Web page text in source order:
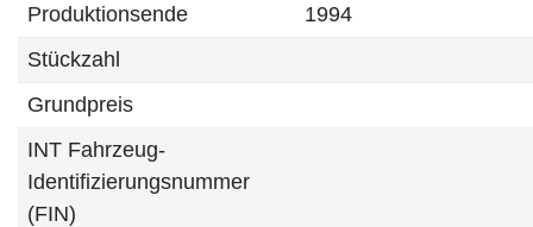
Produktionsende
1994
Stückzahl
Grundpreis
INT Fahrzeug-
Identifizierungsnummer
(FIN)